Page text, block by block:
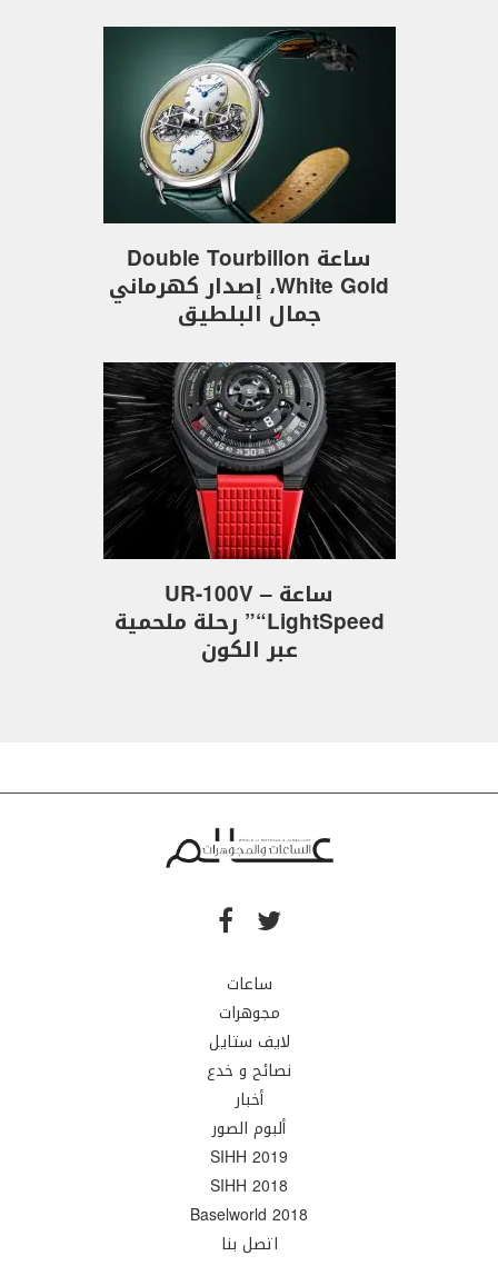
ساعة Double Tourbillon
White Gold، إصدار كهرماني
جمال البلطيق
ساعة UR-100V –
“LightSpeed” رحلة ملحمية
عبر الكون
ساعات
مجوهرات
لايف ستايل
نصائح و خدع
أخبار
ألبوم الصور
SIHH 2019
SIHH 2018
Baselworld 2018
اتصل بنا